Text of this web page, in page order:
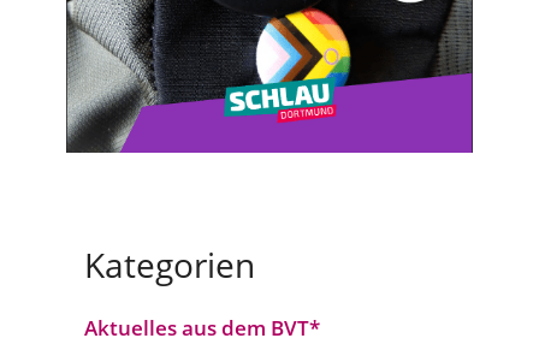
Kategorien
Aktuelles aus dem BVT*